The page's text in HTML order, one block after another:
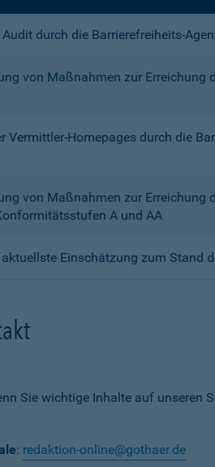
durch die Barrierefreiheits-
von Maßnahmen zur Erreichung
Vermittler-Homepages durch die
von Maßnahmen zur Erreichung
A und AA
Einschätzung zum Stand
Sie wichtige Inhalte auf unseren
: redaktion-online@gothaer.de